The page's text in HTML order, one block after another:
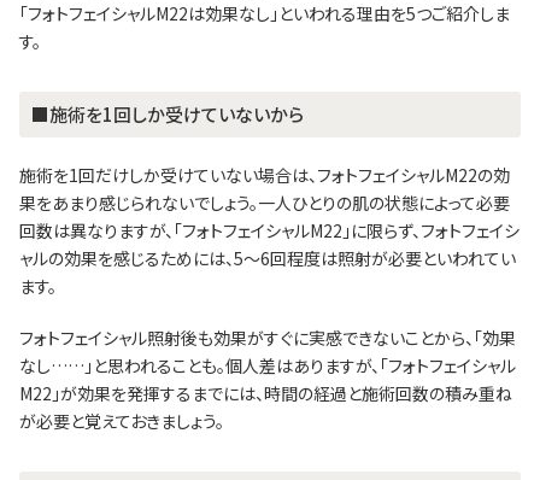
「フォトフェイシャルM22は効果なし」といわれる理由を5つご紹介しま
す。
■施術を1回しか受けていないから
施術を1回だけしか受けていない場合は、フォトフェイシャルM22の効
果をあまり感じられないでしょう。一人ひとりの肌の状態によって必要
回数は異なりますが、「フォトフェイシャルM22」に限らず、フォトフェイシ
ャルの効果を感じるためには、5～6回程度は照射が必要といわれてい
ます。
フォトフェイシャル照射後も効果がすぐに実感できないことから、「効果
なし……」と思われることも。個人差はありますが、「フォトフェイシャル
M22」が効果を発揮するまでには、時間の経過と施術回数の積み重ね
が必要と覚えておきましょう。